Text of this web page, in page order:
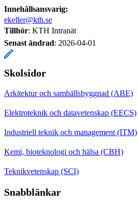
Innehållsansvarig:
ekeller@kth.se
Tillhör: KTH Intranät
Senast ändrad: 2026-04-01
Skolsidor
Arkitektur och samhällsbyggnad (ABE)
Elektroteknik och datavetenskap (EECS)
Industriell teknik och management (ITM)
Kemi, bioteknologi och hälsa (CBH)
Teknikvetenskap (SCI)
Snabblänkar